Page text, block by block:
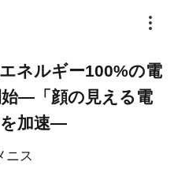
ニス
ネルギー100%の電
―「顔の見える電
を加速―